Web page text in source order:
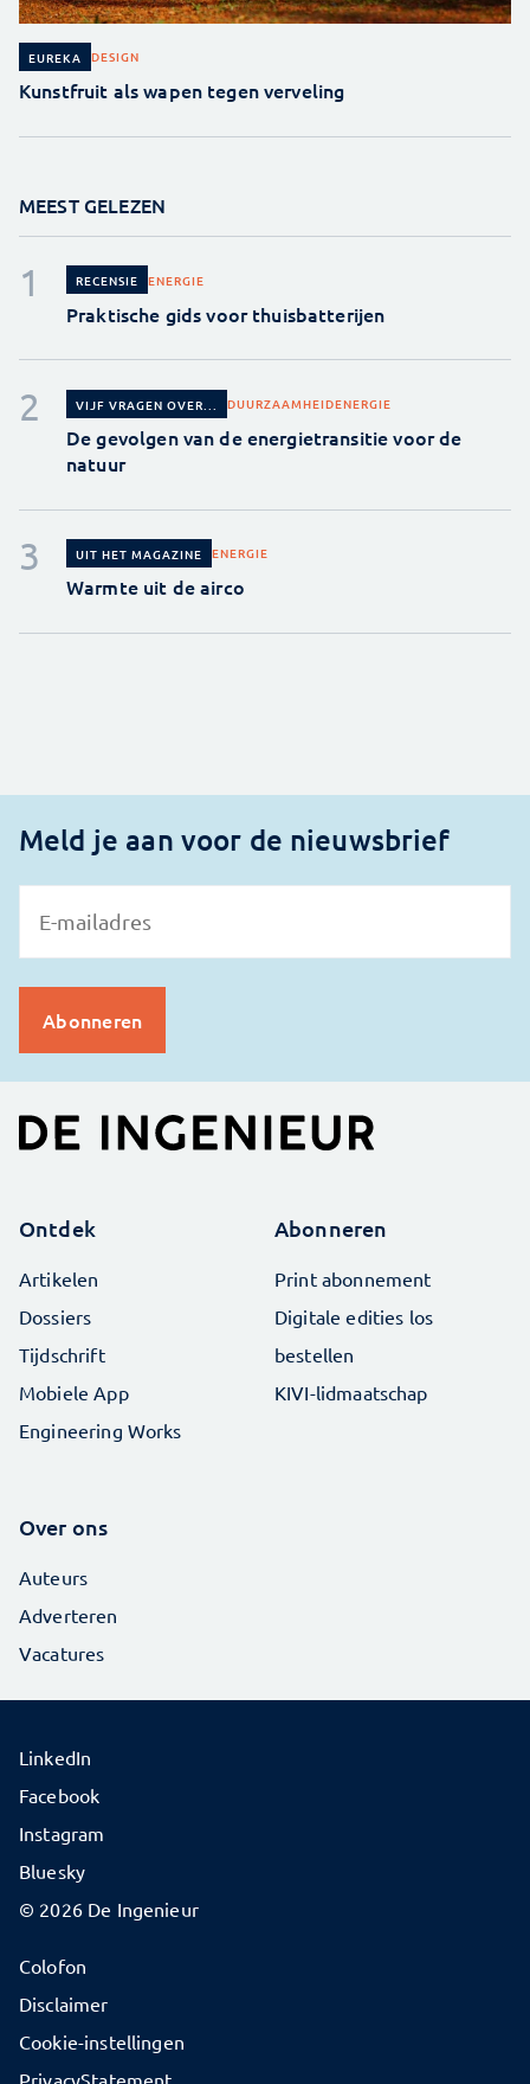
EUREKA DESIGN
Kunstfruit als wapen tegen verveling
MEEST GELEZEN
RECENSIE ENERGIE
Praktische gids voor thuisbatterijen
VIJF VRAGEN OVER... DUURZAAMHEIDENERGIE
De gevolgen van de energietransitie voor de
natuur
UIT HET MAGAZINE ENERGIE
Warmte uit de airco
Meld je aan voor de nieuwsbrief
Ontdek
Artikelen
Dossiers
Tijdschrift
Mobiele App
Engineering Works
Abonneren
Print abonnement
Digitale edities los
bestellen
KIVI-lidmaatschap
Over ons
Auteurs
Adverteren
Vacatures
© 2026 De Ingenieur
Colofon
Disclaimer
Cookie-instellingen
PrivacyStatement
LinkedIn
Facebook
Instagram
Bluesky